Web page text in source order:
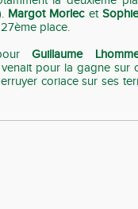
Margot Morlecet
place.
Guillaume
venait pour la gagne sur
coriace sur ses